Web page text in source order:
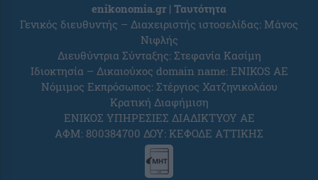
enikonomia.gr | Ταυτότητα
Γενικός διευθυντής – Διαχειριστής ιστοσελίδας: Μάνος
Νιφλής
Διευθύντρια Σύνταξης: Στεφανία Κασίμη
Ιδιοκτησία – Δικαιούχος domain name: ENIKOS AE
Νόμιμος Εκπρόσωπος: Στέργιος Χατζηνικολάου
Κρατική Διαφήμιση
ΕΝΙΚΟΣ ΥΠΗΡΕΣΙΕΣ ΔΙΑΔΙΚΤΥΟΥ ΑΕ
ΑΦΜ: 800384700 ΔΟΥ: ΚΕΦΟΔΕ ΑΤΤΙΚΗΣ